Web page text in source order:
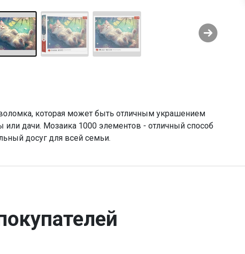
которая может быть отличным украшением
или дачи. Мозаика 1000 элементов - отличный способ
досуг для всей семьи.